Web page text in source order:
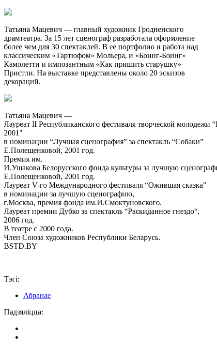
Татьяна Мацевич — главный художник Гродненского
драмтеатра. За 15 лет сценограф разработала оформление
более чем для 30 спектаклей. В ее портфолио и работа над
классическим «Тартюфом» Мольера, и «Боинг-Боинг»
Камолетти и импозантным «Как пришить старушку»
Пристли. На выставке представлены около 20 эскизов
декораций.
Татьяна Мацевич —
Лауреат II Республиканского фестиваля творческой молодежи “
2001″
в номинации “Лучшая сценография” за спектакль “Собаки”
Е.Полещенковой, 2001 год.
Премия им.
И.Ушакова Белорусского фонда культуры за лучшую
Е.Полещенковой, 2001 год.
Лауреат V-го Международного фестиваля “Ожившая сказка”
в номинации за лучшую сценографию,
г.Москва, премия фонда им.И.Смоктуновского.
Лауреат премии Дубко за спектакль “Раскиданное гнездо“,
2006 год.
В театре с 2000 года.
Член Союза художников Республики Беларусь.
BSTD.BY
Тэгі:
Абранае
Падзяліцца: